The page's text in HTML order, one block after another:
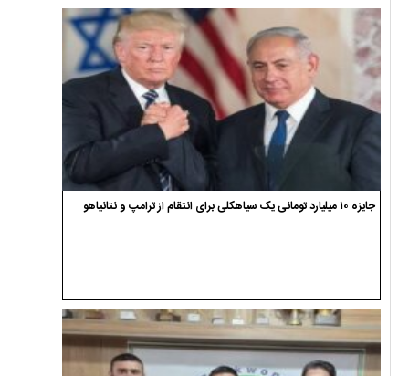
جایزه ۱۰ میلیارد تومانی یک سیاهکلی برای انتقام از ترامپ و نتانیاهو